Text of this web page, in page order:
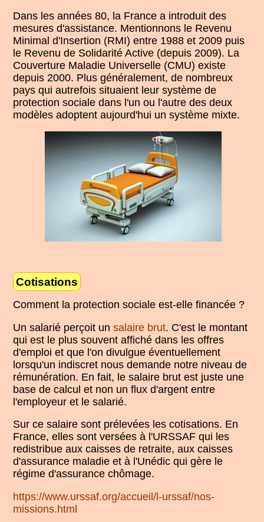
Dans les années 80, la France a introduit des
mesures d'assistance. Mentionnons le Revenu
Minimal d'Insertion (RMI) entre 1988 et 2009 puis
le Revenu de Solidarité Active (depuis 2009). La
Couverture Maladie Universelle (CMU) existe
depuis 2000. Plus généralement, de nombreux
pays qui autrefois situaient leur système de
protection sociale dans l'un ou l'autre des deux
modèles adoptent aujourd'hui un système mixte.
Cotisations
Comment la protection sociale est-elle financée ?
Un salarié perçoit unsalaire brut. C'est le montant
qui est le plus souvent affiché dans les offres
d'emploi et que l'on divulgue éventuellement
lorsqu'un indiscret nous demande notre niveau de
rémunération. En fait, le salaire brut est juste une
base de calcul et non un flux d'argent entre
l'employeur et le salarié.
Sur ce salaire sont prélevées les cotisations. En
France, elles sont versées à l'URSSAF qui les
redistribue aux caisses de retraite, aux caisses
d'assurance maladie et à l'Unédic qui gère le
régime d'assurance chômage.
https://www.urssaf.org/accueil/l-urssaf/nos-
missions.html